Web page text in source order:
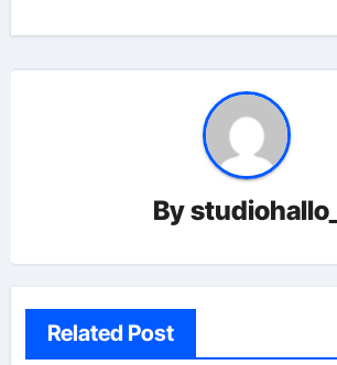
Bystudiohallo_
Related Post